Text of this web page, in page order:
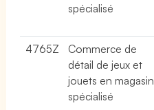
spécialisé
4765Z
Commerce de
détail de jeux et
jouets en magasin
spécialisé